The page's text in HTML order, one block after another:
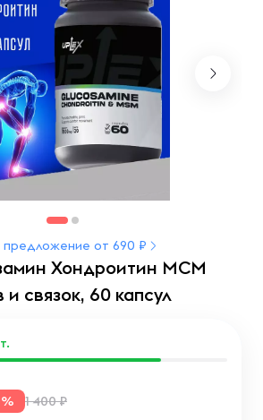
предложение от 690 ₽
Хондроитин МСМ
и связок, 60 капсул
1 400 ₽